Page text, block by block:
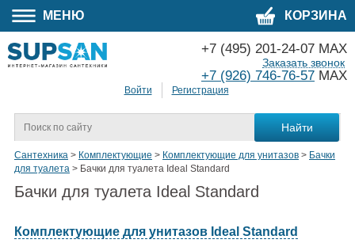
МЕНЮ КОРЗИНА
Войти Регистрация
+7 (495) 201-24-07 MAX
+7 (926) 746-76-57 MAX
Заказать звонок
Сантехника > Комплектующие > Комплектующие для унитазов > Бачки
для туалета > Бачки для туалета Ideal Standard
Бачки для туалета Ideal Standard
Комплектующие для унитазов Ideal Standard